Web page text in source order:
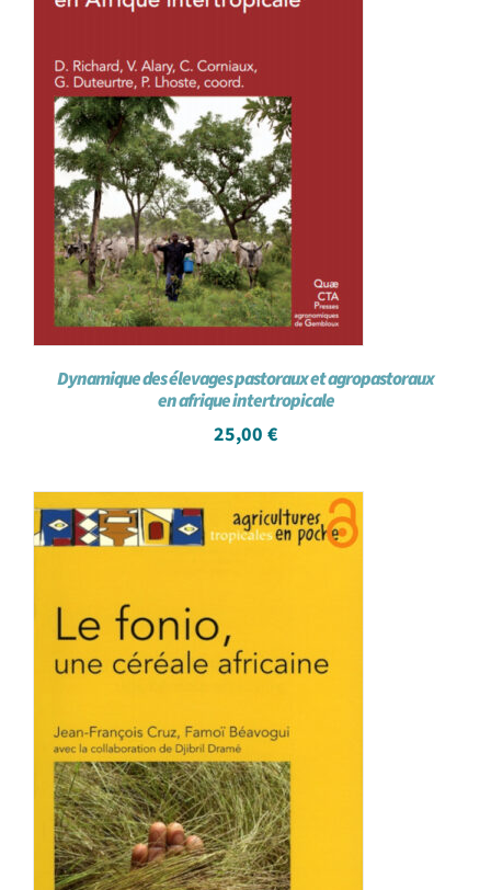
Dynamique des élevages pastoraux et agropastoraux
en afrique intertropicale
25,00 €